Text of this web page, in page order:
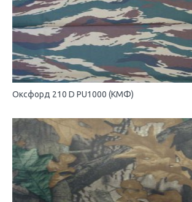
Оксфорд 210 D PU1000 (КМФ)